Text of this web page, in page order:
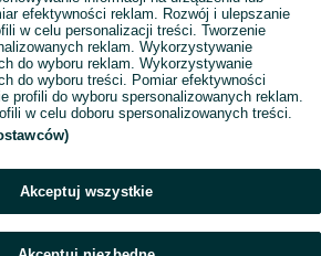
efektywności reklam. Rozwój i ulepszanie
w celu personalizacji treści. Tworzenie
reklam. Wykorzystywanie
do wyboru reklam. Wykorzystywanie
do wyboru treści. Pomiar efektywności
profili do wyboru spersonalizowanych reklam.
w celu doboru spersonalizowanych treści.
Akceptuj wszystkie